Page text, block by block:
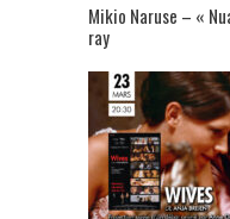
Mikio Naruse – «
ray